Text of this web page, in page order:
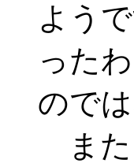
よう
った
ので
また